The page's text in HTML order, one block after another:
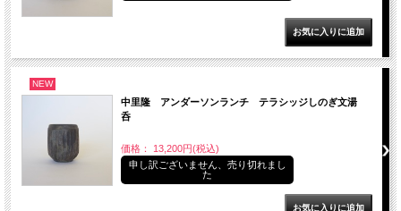
NEW
中里隆 アンダーソンランチ テラシッジしのぎ文湯
呑
価格： 13,200円(税込)
申し訳ございません、売り切れまし
た